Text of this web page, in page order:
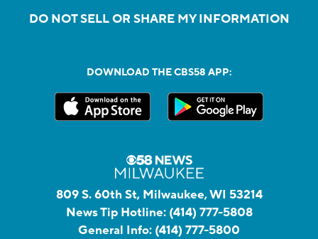
DO NOT SELL OR SHARE MY INFORMATION
DOWNLOAD THE CBS58 APP:
809 S. 60th St, Milwaukee, WI 53214
News Tip Hotline: (414) 777-5808
General Info: (414) 777-5800